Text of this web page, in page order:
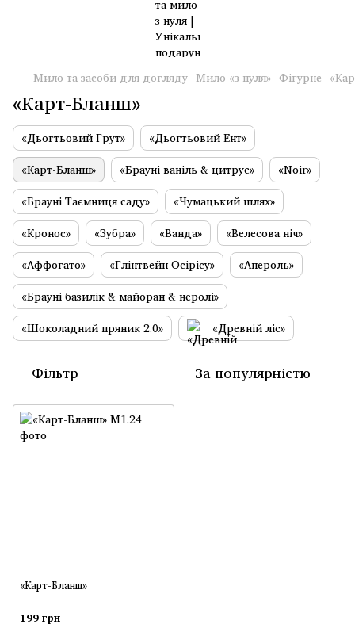
Мило та засоби для догляду Мило «з нуля» Фігурне
«Карт-Бланш»
«Дьогтьовий Грут»
«Дьогтьовий Ент»
«Карт-Бланш»
«Брауні ваніль & цитрус»
«Noir»
«Брауні Таємниця саду»
«Чумацький шлях»
«Кронос»
«Зубра» «Ванда»
«Велесова ніч»
«Аффогато»
«Глінтвейн Осірісу»
«Апероль»
«Брауні базилік & майоран & неролі»
«Шоколадний пряник 2.0»
«Древній ліс»
Фільтр За популярністю
«Карт-Бланш»
199 грн